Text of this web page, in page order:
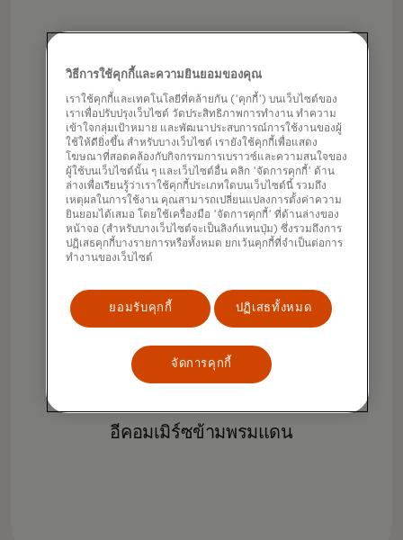
หน้าชำระเงินที่ปรับแต่งได้ตามต้องการ
อีคอมเมิร์ซข้ามพรมแดน
วิธีการใช้คุกกี้และความยินยอมของคุณ
เราใช้คุกกี้และเทคโนโลยีที่คล้ายกัน ('คุกกี้') บนเว็บไซต์ของ
เราเพื่อปรับปรุงเว็บไซต์ วัดประสิทธิภาพการทำงาน ทำความ
เข้าใจกลุ่มเป้าหมาย และพัฒนาประสบการณ์การใช้งานของผู้
ใช้ให้ดียิ่งขึ้น สำหรับบางเว็บไซต์ เรายังใช้คุกกี้เพื่อแสดง
โฆษณาที่สอดคล้องกับกิจกรรมการเบราวซ์และความสนใจของ
ผู้ใช้บนเว็บไซต์นั้น ๆ และเว็บไซต์อื่น คลิก 'จัดการคุกกี้' ด้าน
ล่างเพื่อเรียนรู้ว่าเราใช้คุกกี้ประเภทใดบนเว็บไซต์นี้ รวมถึง
เหตุผลในการใช้งาน คุณสามารถเปลี่ยนแปลงการตั้งค่าความ
ยินยอมได้เสมอ โดยใช้เครื่องมือ 'จัดการคุกกี้' ที่ด้านล่างของ
หน้าจอ (สำหรับบางเว็บไซต์จะเป็นลิงก์แทนปุ่ม) ซึ่งรวมถึงการ
ปฏิเสธคุกกี้บางรายการหรือทั้งหมด ยกเว้นคุกกี้ที่จำเป็นต่อการ
ทำงานของเว็บไซต์
ยอมรับคุกกี้ ปฏิเสธทั้งหมด
จัดการคุกกี้